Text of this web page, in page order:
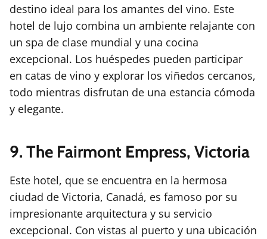
destino ideal para los amantes del vino. Este
hotel de lujo combina un ambiente relajante con
un spa de clase mundial y una cocina
excepcional. Los huéspedes pueden participar
en catas de vino y explorar los viñedos cercanos,
todo mientras disfrutan de una estancia cómoda
y elegante.
9. The Fairmont Empress, Victoria
Este hotel, que se encuentra en la hermosa
ciudad de Victoria, Canadá, es famoso por su
impresionante arquitectura y su servicio
excepcional. Con vistas al puerto y una ubicación